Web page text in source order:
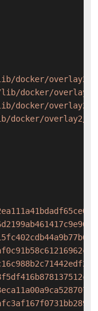
docker/overlay2/
docker/overlay2/
docker/overlay2/
overlay2/